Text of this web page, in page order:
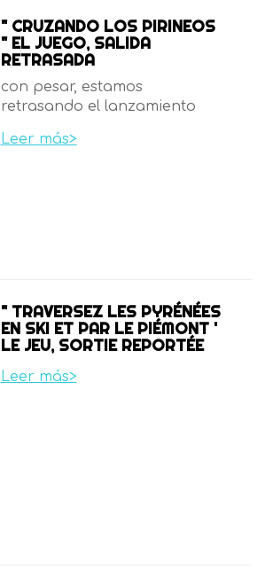
" CRUZANDO LOS PIRINEOS
" EL JUEGO, SALIDA
RETRASADA
con pesar, estamos
retrasando el lanzamiento
Leer más>
" TRAVERSEZ LES PYRÉNÉES
EN SKI ET PAR LE PIÉMONT '
LE JEU, SORTIE REPORTÉE
Leer más>